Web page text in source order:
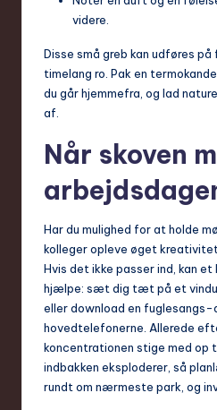
videre.
Disse små greb kan udføres
timelang ro. Pak en
du går hjemmefra, og lad
af.
Når skoven
Har du mulighed for at holde
kolleger opleve øget
Hvis det ikke passer ind, kan
hjælpe: sæt dig tæt på et
eller download en
hovedtelefonerne. Allerede
koncentrationen stige med op
indbakken eksploderer, så
rundt om nærmeste park, og